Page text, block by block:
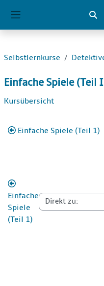
Selbstlernkurse
Einfache Spiele (Teil
Abschnittsübersicht
Kursübersicht
Einfache Spiele (Teil 1)
Einfache
Spiele
(Teil 1)